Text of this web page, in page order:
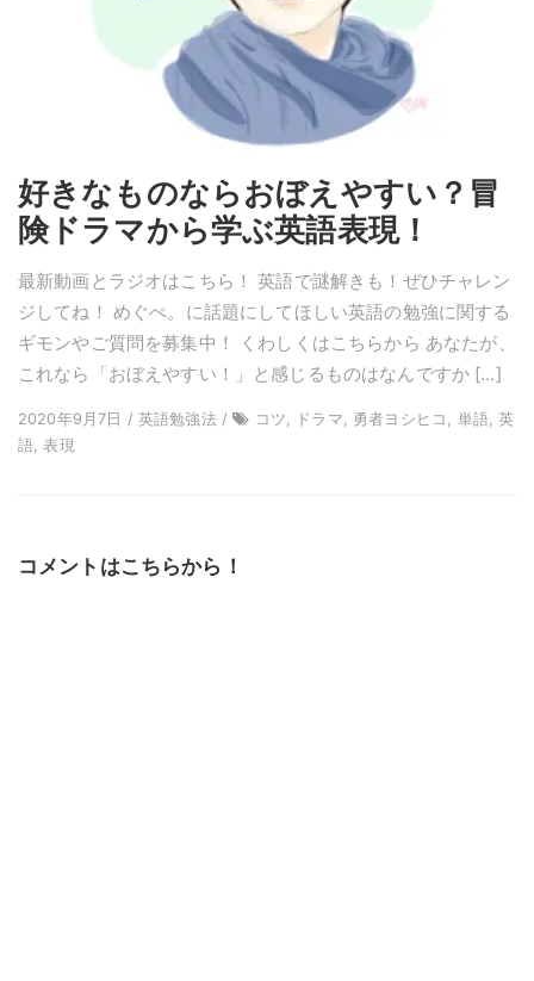
好きなものならおぼえやすい？冒
険ドラマから学ぶ英語表現！
最新動画とラジオはこちら！ 英語で謎解きも！ぜひチャレン
ジしてね！ めぐぺ。に話題にしてほしい英語の勉強に関する
ギモンやご質問を募集中！ くわしくはこちらから あなたが、
これなら「おぼえやすい！」と感じるものはなんですか […]
2020年9月7日 / 英語勉強法 /
コツ, ドラマ, 勇者ヨシヒコ, 単語, 英
語, 表現
コメントはこちらから！